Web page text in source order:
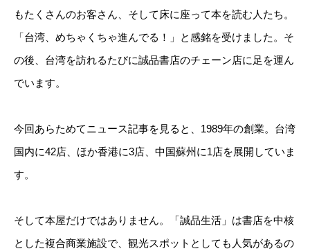
もたくさんのお客さん、そして床に座って本を読む人たち。
「台湾、めちゃくちゃ進んでる！」と感銘を受けました。そ
の後、台湾を訪れるたびに誠品書店のチェーン店に足を運ん
でいます。
今回あらためてニュース記事を見ると、1989年の創業。台湾
国内に42店、ほか香港に3店、中国蘇州に1店を展開していま
す。
そして本屋だけではありません。「誠品生活」は書店を中核
とした複合商業施設で、観光スポットとしても人気があるの